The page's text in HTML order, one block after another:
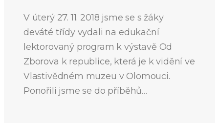
V úterý 27. 11. 2018 jsme se s žáky
deváté třídy vydali na edukační
lektorovaný program k výstavě Od
Zborova k republice, která je k vidění ve
Vlastivědném muzeu v Olomouci.
Ponořili jsme se do příběhů…